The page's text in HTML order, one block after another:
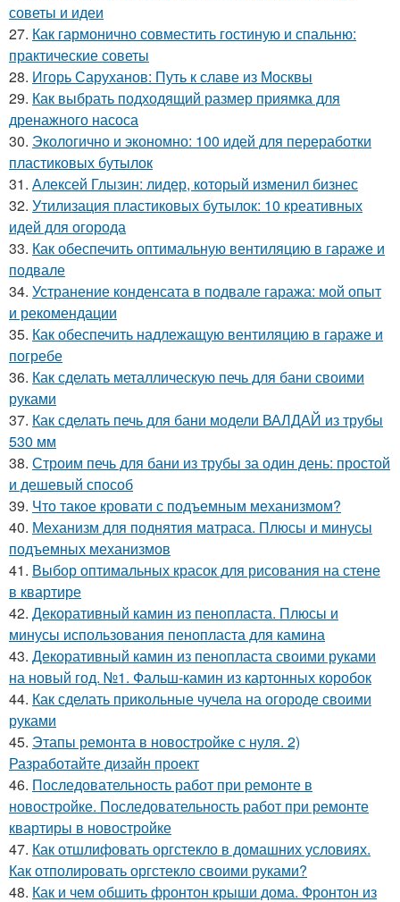
советы и идеи
27. Как гармонично совместить гостиную и спальню:
практические советы
28. Игорь Саруханов: Путь к славе из Москвы
29. Как выбрать подходящий размер приямка для
дренажного насоса
30. Экологично и экономно: 100 идей для переработки
пластиковых бутылок
31. Алексей Глызин: лидер, который изменил бизнес
32. Утилизация пластиковых бутылок: 10 креативных
идей для огорода
33. Как обеспечить оптимальную вентиляцию в гараже и
подвале
34. Устранение конденсата в подвале гаража: мой опыт
и рекомендации
35. Как обеспечить надлежащую вентиляцию в гараже и
погребе
36. Как сделать металлическую печь для бани своими
руками
37. Как сделать печь для бани модели ВАЛДАЙ из трубы
530 мм
38. Строим печь для бани из трубы за один день: простой
и дешевый способ
39. Что такое кровати с подъемным механизмом?
40. Механизм для поднятия матраса. Плюсы и минусы
подъемных механизмов
41. Выбор оптимальных красок для рисования на стене
в квартире
42. Декоративный камин из пенопласта. Плюсы и
минусы использования пенопласта для камина
43. Декоративный камин из пенопласта своими руками
на новый год. №1. Фальш-камин из картонных коробок
44. Как сделать прикольные чучела на огороде своими
руками
45. Этапы ремонта в новостройке с нуля. 2)
Разработайте дизайн проект
46. Последовательность работ при ремонте в
новостройке. Последовательность работ при ремонте
квартиры в новостройке
47. Как отшлифовать оргстекло в домашних условиях.
Как отполировать оргстекло своими руками?
48. Как и чем обшить фронтон крыши дома. Фронтон из